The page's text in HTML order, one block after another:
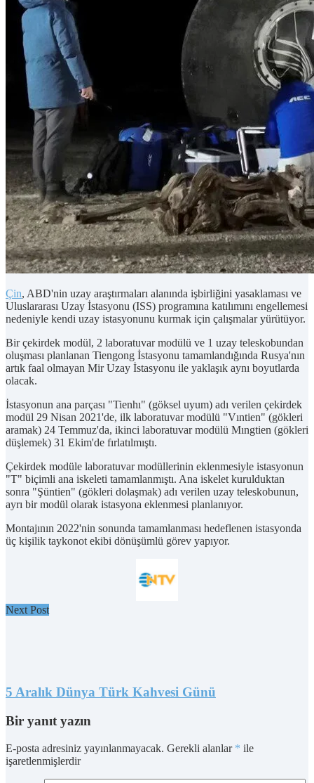
Çin, ABD'nin uzay araştırmaları alanında işbirliğini yasaklaması ve
Uluslararası Uzay İstasyonu (ISS) programına katılımını engellemesi
nedeniyle kendi uzay istasyonunu kurmak için çalışmalar yürütüyor.
Bir çekirdek modül, 2 laboratuvar modülü ve 1 uzay teleskobundan
oluşması planlanan Tiengong İstasyonu tamamlandığında Rusya'nın
artık faal olmayan Mir Uzay İstasyonu ile yaklaşık aynı boyutlarda
olacak.
İstasyonun ana parçası "Tienhı" (göksel uyum) adı verilen çekirdek
modül 29 Nisan 2021'de, ilk laboratuvar modülü "Vıntien" (gökleri
aramak) 24 Temmuz'da, ikinci laboratuvar modülü Mıngtien (gökleri
düşlemek) 31 Ekim'de fırlatılmıştı.
Çekirdek modüle laboratuvar modüllerinin eklenmesiyle istasyonun
"T" biçimli ana iskeleti tamamlanmıştı. Ana iskelet kurulduktan
sonra "Şüntien" (gökleri dolaşmak) adı verilen uzay teleskobunun,
ayrı bir modül olarak istasyona eklenmesi planlanıyor.
Montajının 2022'nin sonunda tamamlanması hedeflenen istasyonda
üç kişilik taykonot ekibi dönüşümlü görev yapıyor.
Next Post
5 Aralık Dünya Türk Kahvesi Günü
Bir yanıt yazın
E-posta adresiniz yayınlanmayacak. Gerekli alanlar * ile
işaretlenmişlerdir